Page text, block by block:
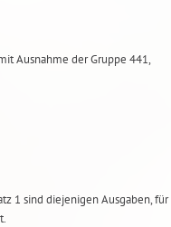
Ausnahme der Gruppe 441,
1 sind diejenigen Ausgaben, für